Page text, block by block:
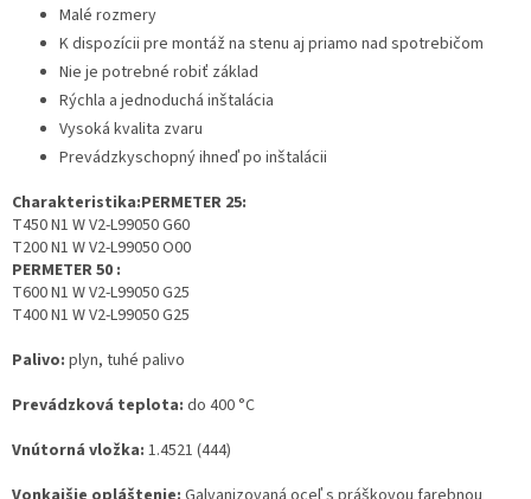
Malé rozmery
K dispozícii pre montáž na stenu aj priamo nad spotrebičom
Nie je potrebné robiť základ
Rýchla a jednoduchá inštalácia
Vysoká kvalita zvaru
Prevádzkyschopný ihneď po inštalácii
Charakteristika:PERMETER 25:
T450 N1 W V2-L99050 G60
T200 N1 W V2-L99050 O00
PERMETER 50 :
T600 N1 W V2-L99050 G25
T400 N1 W V2-L99050 G25
Palivo: plyn, tuhé palivo
Prevádzková teplota: do 400 °C
Vnútorná vložka: 1.4521 (444)